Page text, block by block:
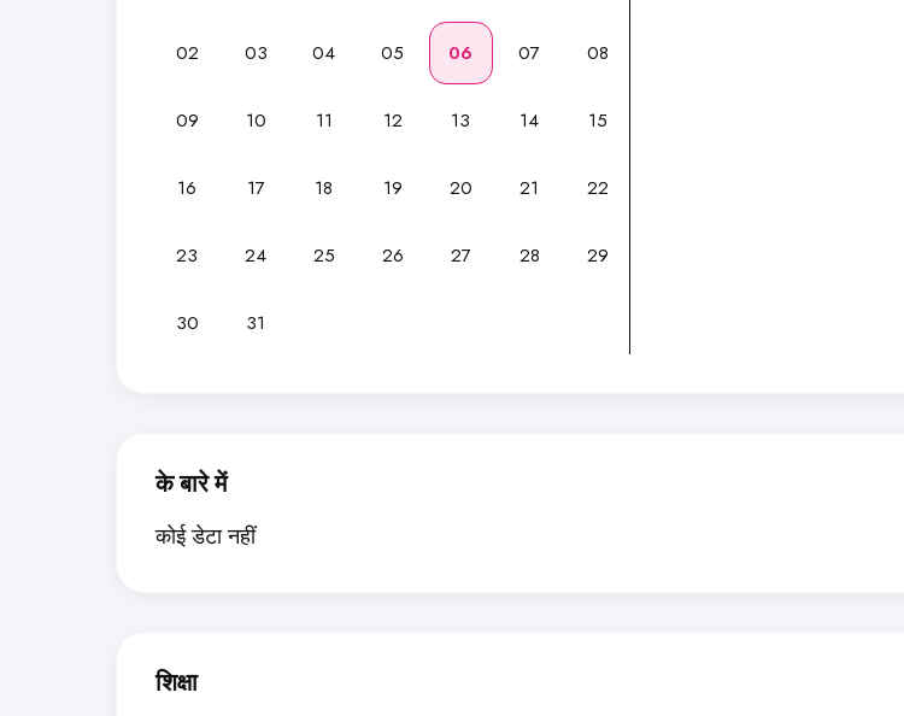
02 03 04 05 06 07 08
09 10 11 12 13 14 15
16 17 18 19 20 21 22
23 24 25 26 27 28 29
30 31
के बारे में
कोई डेटा नहीं
शिक्षा